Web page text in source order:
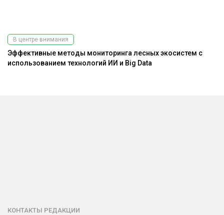
В центре внимания
Эффективные методы мониторинга лесных экосистем с
использованием технологий ИИ и Big Data
КОНТАКТЫ РЕДАКЦИИ